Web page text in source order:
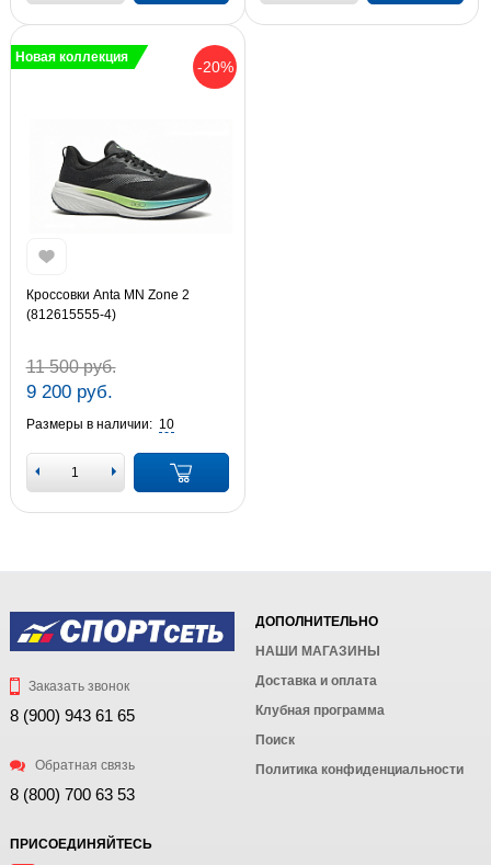
-20%
Новая коллекция
Кроссовки Anta MN Zone 2
(812615555-4)
11 500 руб.
9 200 руб.
Размеры в наличии: 10
Заказать звонок
8 (900) 943 61 65
Обратная связь
8 (800) 700 63 53
ДОПОЛНИТЕЛЬНО
НАШИ МАГАЗИНЫ
Доставка и оплата
Клубная программа
Поиск
Политика конфиденциальности
ПРИСОЕДИНЯЙТЕСЬ